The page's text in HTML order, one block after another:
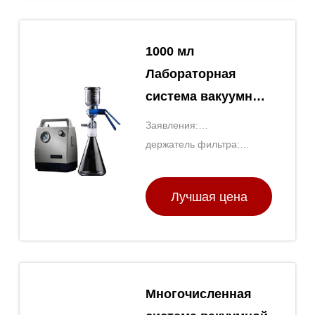
1000 мл
Лабораторная
система вакуумной
фильтрации
Лабораторная
растворителя
Заявления:
Микробиология, клеточная
окружающей среды
держатель фильтра:
Лучшая цена
Многочисленная